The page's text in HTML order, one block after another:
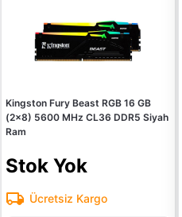
Kingston Fury Beast RGB 16 GB
(2x8) 5600 MHz CL36 DDR5 Siyah
Ram
Stok Yok
Ücretsiz Kargo